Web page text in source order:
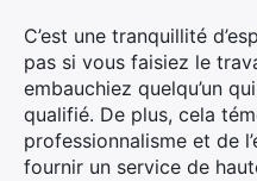
C’est une tranquillité
pas si vous faisiez le
embauchiez quelqu’un
qualifié. De plus, cela
professionnalisme et de
fournir un service de